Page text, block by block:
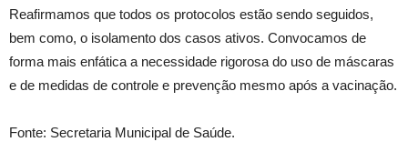
Reafirmamos que todos os protocolos estão sendo seguidos,
bem como, o isolamento dos casos ativos. Convocamos de
forma mais enfática a necessidade rigorosa do uso de máscaras
e de medidas de controle e prevenção mesmo após a vacinação.
Fonte: Secretaria Municipal de Saúde.